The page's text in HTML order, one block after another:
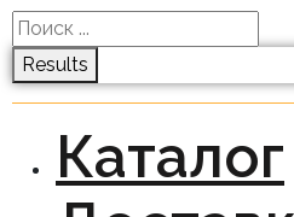
Results
Каталог